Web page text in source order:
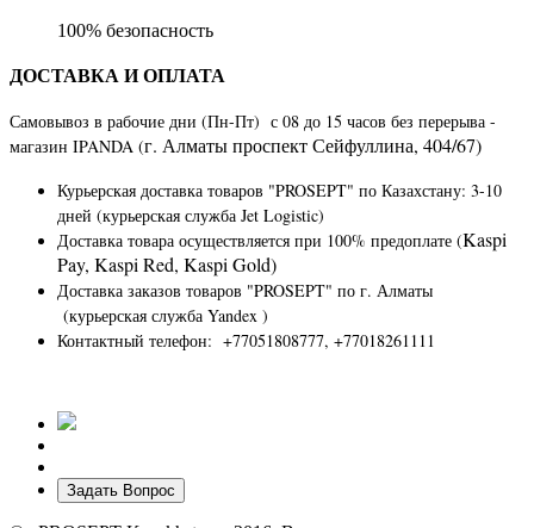
100% безопасность
ДОСТАВКА И ОПЛАТА
Самовывоз в рабочие дни (Пн-Пт) с 08 до 15 часов без перерыва -
магазин IPANDA (г. Алматы​ ​проспект Сейфуллина, 404/67)
Курьерская доставка товаров "PROSEPT" по Казахстану: 3-10
дней (курьерская служба Jet Logistic)
Доставка товара осуществляется при 100% предоплате (Kaspi
Pay, Kaspi Red, Kaspi Gold)
Доставка заказов товаров "PROSEPT" по г. Алматы
(курьерская служба Yandex )
Контактный телефон: +77051808777, +77018261111
Задать Вопрос